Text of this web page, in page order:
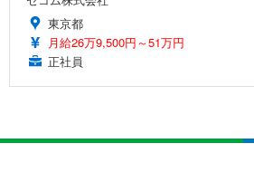
東京都
月給26万9,500円～51万円
正社員